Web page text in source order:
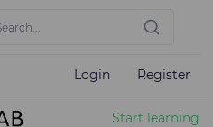
Login Register
Start learning